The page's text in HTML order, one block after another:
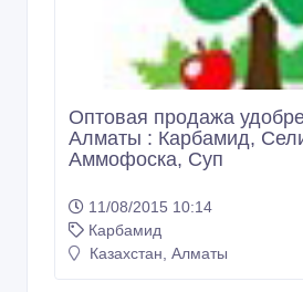
Оптовая продажа
Алматы : Карбамид,
Аммофоска, Суп
11/08/2015 10:14
Карбамид
Казахстан, Алматы